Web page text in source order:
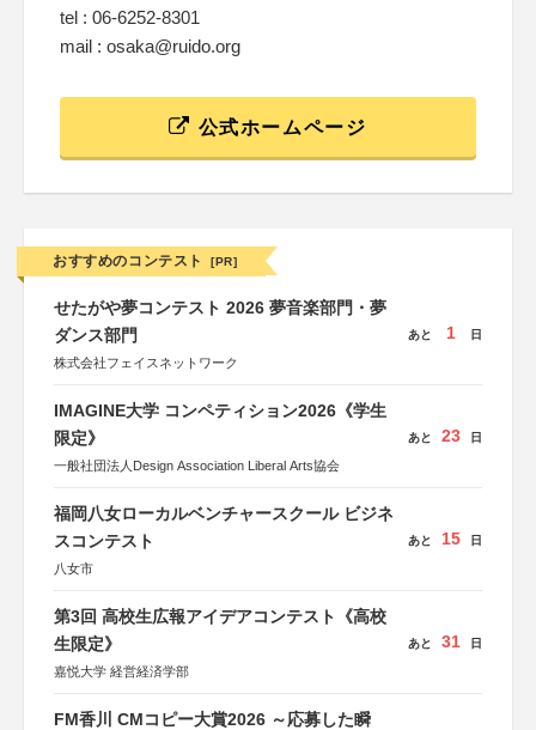
tel : 06-6252-8301
mail : osaka@ruido.org
公式ホームページ
おすすめのコンテスト [PR]
せたがや夢コンテスト 2026 夢音楽部門・夢
ダンス部門
株式会社フェイスネットワーク
あと 1 日
IMAGINE大学 コンペティション2026《学生
限定》
一般社団法人Design Association Liberal Arts協会
あと 23 日
福岡八女ローカルベンチャースクール ビジネ
スコンテスト
八女市
あと 15 日
第3回 高校生広報アイデアコンテスト《高校
生限定》
嘉悦大学 経営経済学部
あと 31 日
FM香川 CMコピー大賞2026 ～応募した瞬